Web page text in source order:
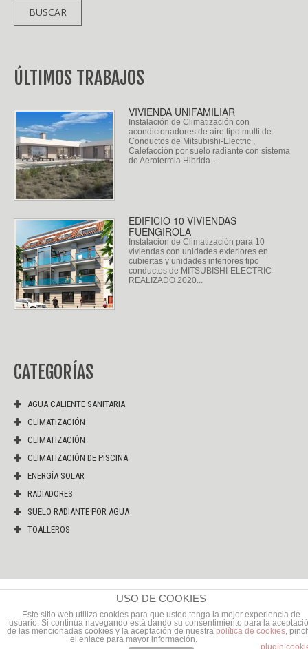
ÚLTIMOS TRABAJOS
VIVIENDA UNIFAMILIAR
Instalación de Climatización con
acondicionadores de aire tipo multi de
Conductos de Mitsubishi-Electric ,
Calefacción por suelo radiante con sistema
de Aerotermia Hibrida...
EDIFICIO 10 VIVIENDAS
FUENGIROLA
Instalación de Climatización para 10
viviendas con unidades exteriores en
cubiertas y unidades interiores tipo
conductos de MITSUBISHI-ELECTRIC
REALIZADO 2020...
CATEGORÍAS
AGUA CALIENTE SANITARIA
CLIMATIZACIÓN
CLIMATIZACIÓN
CLIMATIZACIÓN DE PISCINA
ENERGÍA SOLAR
RADIADORES
SUELO RADIANTE POR AGUA
TOALLEROS
CLIMATIZACIÓN. Airnor. ©2026
USO DE COOKIES
Este sitio web utiliza cookies para que usted tenga la mejor experiencia de
usuario. Si continúa navegando está dando su consentimiento para la
de las mencionadas cookies y la aceptación de nuestra política de cookies,
el enlace para mayor información.
plugin